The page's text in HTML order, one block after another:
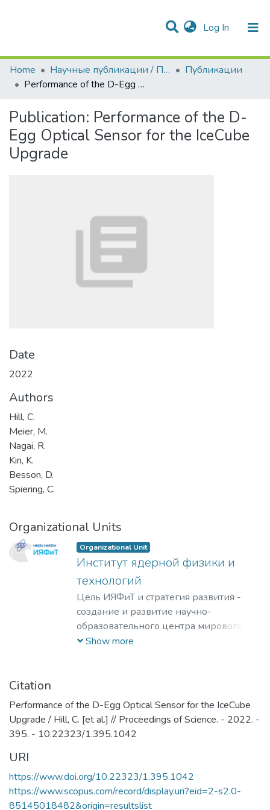
Log In (current)
Communities & Collections
Statistics
All of DSpace
Home
Научные публикации / Препринты
Публикации
Performance of the D-Egg Optical Sensor for the IceCube Upgrade
Publication: Performance of the D-
Egg Optical Sensor for the IceCube
Upgrade
Date
2022
Authors
Hill, C.
Meier, M.
Nagai, R.
Kin, K.
Besson, D.
Spiering, C.
Organizational Units
Organizational Unit
Институт ядерной физики и
технологий
Цель ИЯФиТ и стратегия развития -
создание и развитие научно-
образовательного центра мирового
уровня в области ядерной физики и
космофизики.
Show more
Citation
Performance of the D-Egg Optical Sensor for the IceCube
Upgrade / Hill, C. [et al.] // Proceedings of Science. - 2022. -
395. - 10.22323/1.395.1042
URI
https://www.doi.org/10.22323/1.395.1042
https://www.scopus.com/record/display.uri?eid=2-s2.0-
85145018482&origin=resultslist